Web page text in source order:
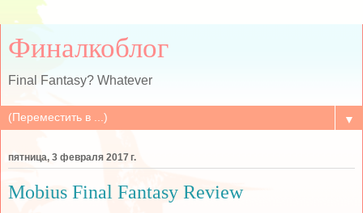
Финалкоблог
Final Fantasy? Whatever
▼
пятница, 3 февраля 2017 г.
Mobius Final Fantasy Review